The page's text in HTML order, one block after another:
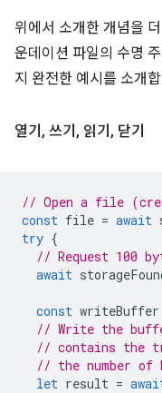
위에서 소개한 개념을
운데이션 파일의 수명
지 완전한 예시를 소개
열기 , 쓰기 , 읽기 , 닫기
// Open a file
const file = await
try {
// Request 100
await
const writeBuffer
// Write the
// contains the
// the number
let result =